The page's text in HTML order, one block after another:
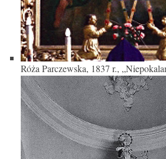
Róża Parczewska, 1837 r.,